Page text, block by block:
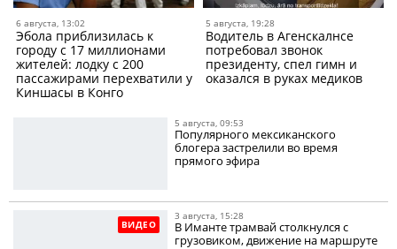
6 августа, 13:02
Эбола приблизилась к
городу с 17 миллионами
жителей: лодку с 200
пассажирами перехватили у
Киншасы в Конго
5 августа, 19:28
Водитель в Агенскалнсе
потребовал звонок
президенту, спел гимн и
оказался в руках медиков
5 августа, 09:53
Популярного мексиканского
блогера застрелили во время
прямого эфира
ВИДЕО
3 августа, 15:28
В Иманте трамвай столкнулся с
грузовиком, движение на маршруте